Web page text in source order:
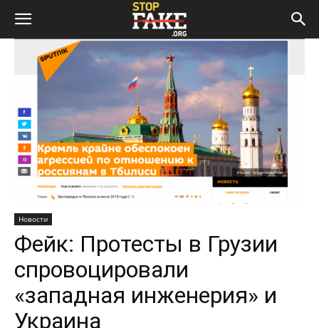
Новости
Фейк: Протесты в Грузии
спровоцировали
«западная инженерия» и
Украина